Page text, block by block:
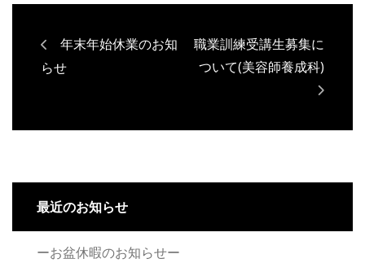
年末年始休業のお知
らせ
職業訓練受講生募集に
ついて(美容師養成科)
最近のお知らせ
ーお盆休暇のお知らせー